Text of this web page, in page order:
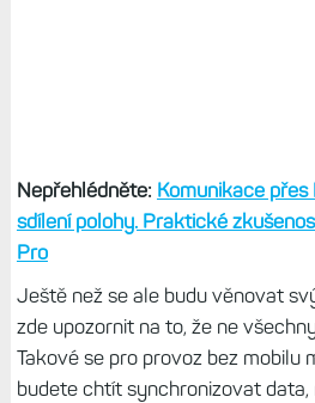
Nepřehlédněte: Komunikace přes
sdílení polohy. Praktické
Pro
Ještě než se ale budu věnovat
zde upozornit na to, že ne
Takové se pro provoz bez mobilu
budete chtít synchronizovat data,